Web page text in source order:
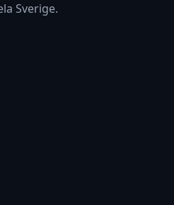
Sverige.